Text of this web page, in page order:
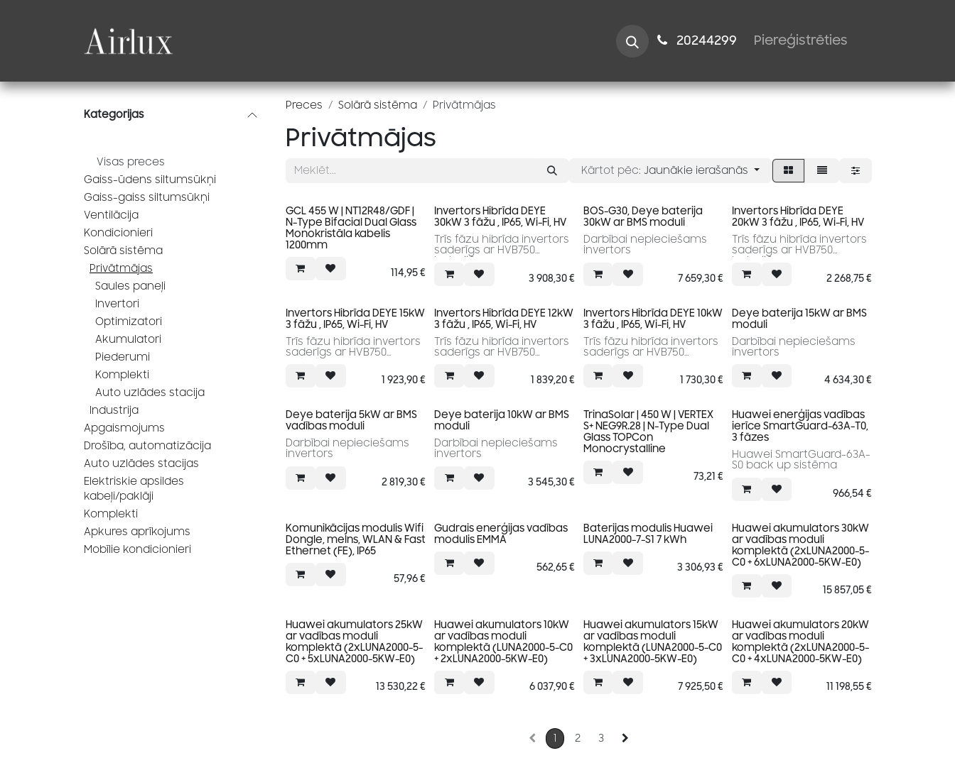
Speciālistiem 2024​​4299 Piereģistrēties
Kategorijas
Visas preces
Gaiss-ūdens siltumsūkņi
Gaiss-gaiss siltumsūkņi
Ventilācija
Kondicionieri
Solārā sistēma
Privātmājas
Saules paneļi
Invertori
Optimizatori
Akumulatori
Piederumi
Komplekti
Auto uzlādes stacija
Industrija
Apgaismojums
Drošība, automatizācija
Auto uzlādes stacijas
Elektriskie apsildes
kabeļi/paklāji
Komplekti
Apkures aprīkojums
Mobīlie kondicionieri
Preces Solārā sistēma Privātmājas
Privātmājas
Kārtot pēc: Jaunākie ierašanās
GCL 455 W | NT12R48/GDF |
N-Type Bifacial Dual Glass
Monokristāla kabelis
1200mm
114,95€
Invertors Hibrīda DEYE
30kW 3 fāžu , IP65, Wi-Fi, HV
Trīs fāzu hibrīda invertors
saderīgs ar HVB750
baterijām.
3 MPPT.
Augsta efektivitāte3 908,30€
BOS-G30, Deye baterija
30kW ar BMS moduli
Darbībai nepieciešams
invertors
7 659,30€
Invertors Hibrīda DEYE
20kW 3 fāžu , IP65, Wi-Fi, HV
Trīs fāzu hibrīda invertors
saderīgs ar HVB750
baterijām.
2 MPPT.
Augsta efektivitāte2 268,75€
Invertors Hibrīda DEYE 15kW
3 fāžu , IP65, Wi-Fi, HV
Trīs fāzu hibrīda invertors
saderīgs ar HVB750
2 MPPT.
Augsta efektivitāte1 923,90€
Invertors Hibrīda DEYE 12kW
3 fāžu , IP65, Wi-Fi, HV
Trīs fāzu hibrīda invertors
saderīgs ar HVB750
2 MPPT.
Augsta efektivitāte1 839,20€
Invertors Hibrīda DEYE 10kW
3 fāžu , IP65, Wi-Fi, HV
Trīs fāzu hibrīda invertors
saderīgs ar HVB750
2 MPPT.
Augsta efektivitāte1 730,30€
Deye baterija 15kW ar BMS
moduli
Darbībai nepieciešams
invertors
4 634,30€
Deye baterija 5kW ar BMS
vadības moduli
Darbībai nepieciešams
invertors
2 819,30€
Deye baterija 10kW ar BMS
moduli
Darbībai nepieciešams
invertors
3 545,30€
TrinaSolar | 450 W | VERTEX
S+ NEG9R.28 | N-Type Dual
Glass TOPCon
Monocrystalline
73,21 €
Huawei enerģijas vadības
ierīce SmartGuard-63A-T0,
3 fāzes
Huawei SmartGuard-63A-
S0 back up sistēma
966,54 €
Komunikācijas modulis Wifi
Dongle, melns, WLAN & Fast
Ethernet (FE), IP65
57,96€
Gudrais enerģijas vadības
modulis EMMA
562,65€
Baterijas modulis Huawei
LUNA2000-7-S1 7 kWh
3 306,93 €
Huawei akumulators 30kW
ar vadības moduli
komplektā (2xLUNA2000-5-
C0 + 6xLUNA2000-5KW-E0)
15 857,05€
Huawei akumulators 25kW
ar vadības moduli
komplektā (2xLUNA2000-5-
C0 + 5xLUNA2000-5KW-E0)
13 530,22€
Huawei akumulators 10kW
ar vadības moduli
komplektā (LUNA2000-5-C0
+ 2xLUNA2000-5KW-E0)
6 037,90€
Huawei akumulators 15kW
ar vadības moduli
komplektā (LUNA2000-5-C0
+ 3xLUNA2000-5KW-E0)
7 925,50€
Huawei akumulators 20kW
ar vadības moduli
komplektā (2xLUNA2000-5-
C0 + 4xLUNA2000-5KW-E0)
11 198,55€
1 2 3